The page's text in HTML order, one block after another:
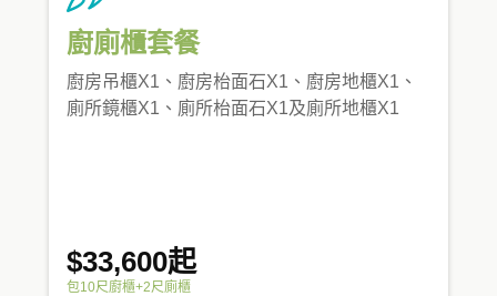
廚廁櫃套餐
廚房吊櫃X1、廚房枱面石X1、廚房地櫃X1、
廁所鏡櫃X1、廁所枱面石X1及廁所地櫃X1
$33,600起
包10尺廚櫃+2尺廁櫃